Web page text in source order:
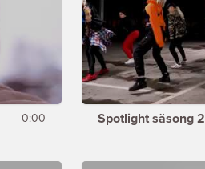
0:00 Spotlight säsong 2